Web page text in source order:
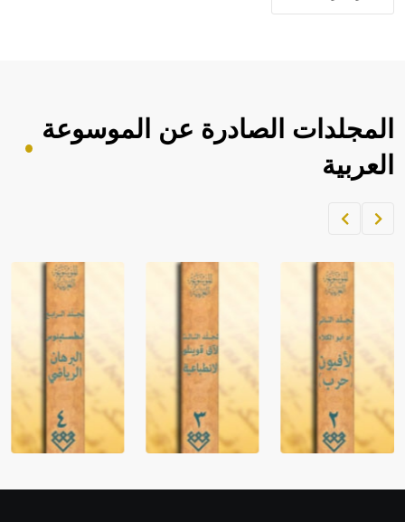
المجلدات الصادرة عن الموسوعة
العربية